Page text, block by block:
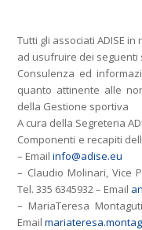
Tutti gli associati ADISE
ad usufruire dei seguenti
Consulenza ed
quanto attinente alle
della Gestione sportiva
A cura della Segreteria
Componenti e recapiti
– Emailinfo@adise.eu
– Claudio Molinari, Vice
Tel. 335 6345932 – Email
– MariaTeresa
Email